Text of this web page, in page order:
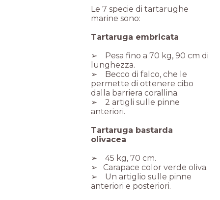
Le 7 specie di tartarughe
marine sono:
Tartaruga embricata
➢ Pesa fino a 70 kg, 90 cm di
lunghezza.
➢ Becco di falco, che le
permette di ottenere cibo
dalla barriera corallina.
➢ 2 artigli sulle pinne
anteriori.
Tartaruga bastarda
olivacea
➢ 45 kg, 70 cm.
➢ Carapace color verde oliva.
➢ Un artiglio sulle pinne
anteriori e posteriori.